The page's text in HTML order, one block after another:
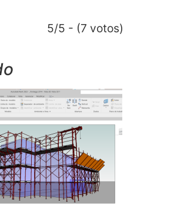
5/5 - (7 votos)